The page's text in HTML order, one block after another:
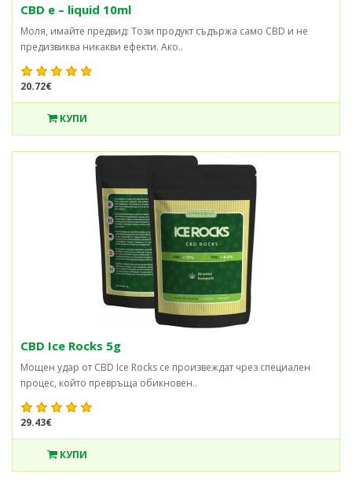
CBD e – liquid 10ml
Моля, имайте предвид: Този продукт съдържа само CBD и не
предизвиква никакви ефекти. Ако..
20.72€
КУПИ
CBD Ice Rocks 5g
Мощен удар от CBD Ice Rocks се произвеждат чрез специален
процес, който превръща обикновен..
29.43€
КУПИ